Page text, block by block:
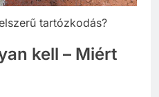
tartózkodás?
kell – Miért